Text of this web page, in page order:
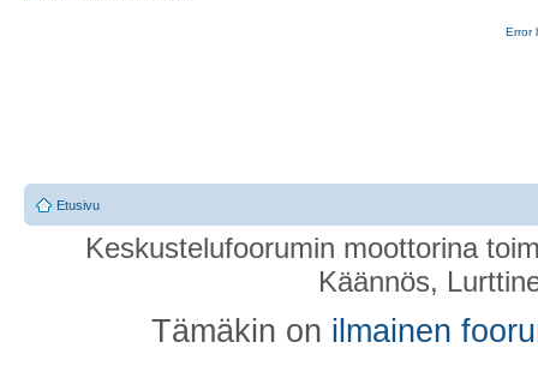
Error
Etusivu
Keskustelufoorumin moottorina
Käännös,
Tämäkin on ilmainen